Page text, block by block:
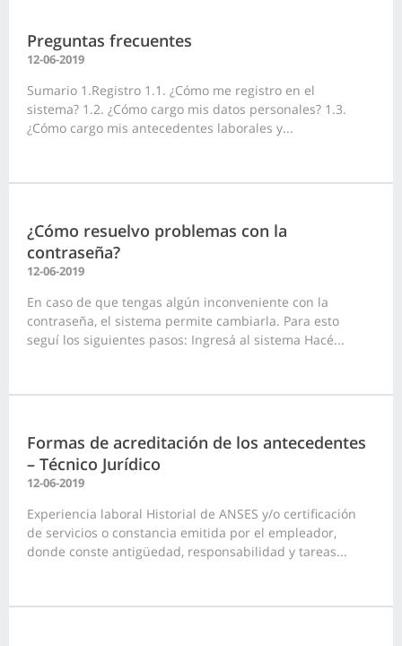
Preguntas frecuentes
12-06-2019
Sumario 1.Registro 1.1. ¿Cómo me registro en el
sistema? 1.2. ¿Cómo cargo mis datos personales? 1.3.
¿Cómo cargo mis antecedentes laborales y...
¿Cómo resuelvo problemas con la
contraseña?
12-06-2019
En caso de que tengas algún inconveniente con la
contraseña, el sistema permite cambiarla. Para esto
seguí los siguientes pasos: Ingresá al sistema Hacé...
Formas de acreditación de los antecedentes
– Técnico Jurídico
12-06-2019
Experiencia laboral Historial de ANSES y/o certificación
de servicios o constancia emitida por el empleador,
donde conste antigüedad, responsabilidad y tareas...